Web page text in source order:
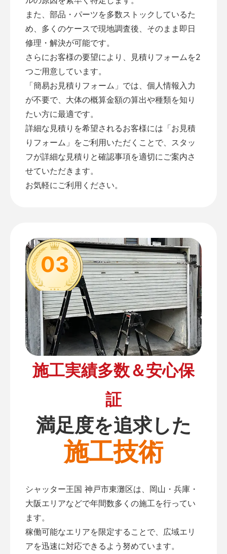
また、部品・パーツを多数ストックしているた
め、多くのケースで現地調査後、そのまま即日
修理・解決が可能です。
さらにお客様の要望により、見積りフォームを2
つご用意しています。
「簡易お見積りフォーム 」では、個人情報入力
が不要で、大体の概算金額の算出や種類を知り
たい方に最適です。
詳細な見積りを希望されるお客様には「お見積
りフォーム 」をご利用いただくことで、スタッ
フが詳細な見積りと確認事項を適切にご案内さ
せていただきます。
お気軽にご利用ください。
03
施工実績多数＆安心保
証
満足度を追求した
施工技術
シャッター王国 神戸市東灘区は、岡山・兵庫・
大阪エリアなどで年間数多くの施工を行ってい
ます。
稼働可能なエリアを限定することで、広域エリ
アを迅速に対応できるよう努めています。